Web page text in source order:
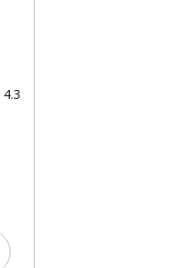
4.3